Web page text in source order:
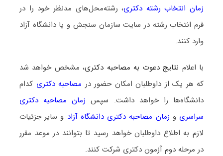
زمان انتخاب رشته دکتری، رشته‌محل‌های مدنظر خود را در
فرم انتخاب رشته در سایت سازمان سنجش و یا دانشگاه آزاد
وارد کنند.
با اعلام نتایج دعوت به مصاحبه دکتری، مشخص خواهد شد
که هر یک از داوطلبان امکان حضور در مصاحبه دکتری کدام
دانشگاه‌ها را خواهد داشت. سپس زمان مصاحبه دکتری
سراسری و زمان مصاحبه دکتری دانشگاه آزاد و سایر جزئیات
لازم به اطلاع داوطلبان خواهد رسید تا بتوانند در موعد مقرر
در مرحله دوم آزمون دکتری شرکت کنند.